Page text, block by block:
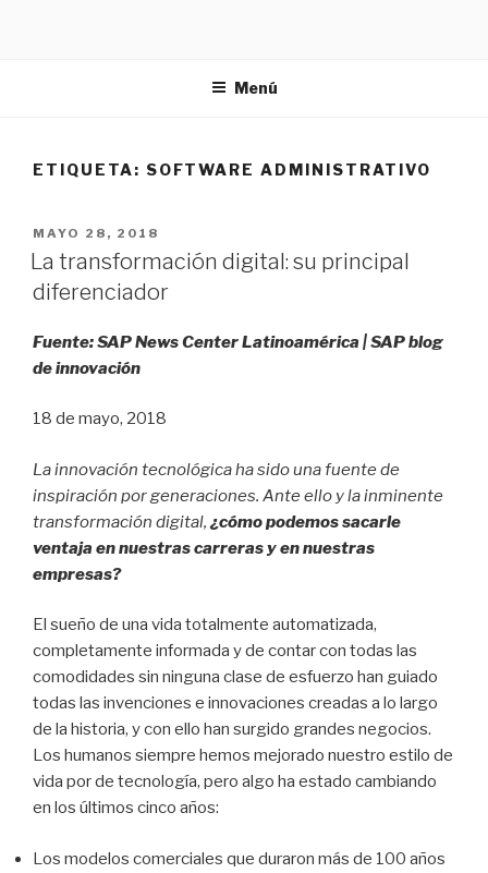
Menú
ETIQUETA: SOFTWARE ADMINISTRATIVO
PUBLICADO
EN
MAYO 28, 2018
La transformación digital: su principal
diferenciador
Fuente: SAP News Center Latinoamérica | SAP blog
de innovación
18 de mayo, 2018
La innovación tecnológica ha sido una fuente de
inspiración por generaciones. Ante ello y la inminente
transformación digital,¿cómo podemos sacarle
ventaja en nuestras carreras y en nuestras
empresas?
El sueño de una vida totalmente automatizada,
completamente informada y de contar con todas las
comodidades sin ninguna clase de esfuerzo han guiado
todas las invenciones e innovaciones creadas a lo largo
de la historia, y con ello han surgido grandes negocios.
Los humanos siempre hemos mejorado nuestro estilo de
vida por de tecnología, pero algo ha estado cambiando
en los últimos cinco años:
Los modelos comerciales que duraron más de 100 años